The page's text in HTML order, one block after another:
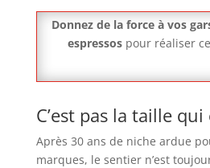
Donnez de la force à vos
espressos pour réaliser
C’est pas la taille
Après 30 ans de niche ardue
marques, le sentier n’est